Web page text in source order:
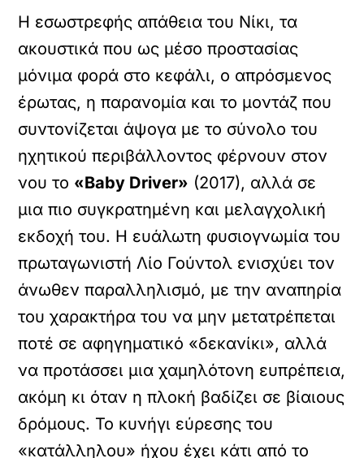
Η εσωστρεφής απάθεια του Νίκι, τα
ακουστικά που ως μέσο προστασίας
μόνιμα φορά στο κεφάλι, ο απρόσμενος
έρωτας, η παρανομία και το μοντάζ που
συντονίζεται άψογα με το σύνολο του
ηχητικού περιβάλλοντος φέρνουν στον
νου το «Baby Driver» (2017), αλλά σε
μια πιο συγκρατημένη και μελαγχολική
εκδοχή του. Η ευάλωτη φυσιογνωμία του
πρωταγωνιστή Λίο Γούντολ ενισχύει τον
άνωθεν παραλληλισμό, με την αναπηρία
του χαρακτήρα του να μην μετατρέπεται
ποτέ σε αφηγηματικό «δεκανίκι», αλλά
να προτάσσει μια χαμηλότονη ευπρέπεια,
ακόμη κι όταν η πλοκή βαδίζει σε βίαιους
δρόμους. Το κυνήγι εύρεσης του
«κατάλληλου» ήχου έχει κάτι από το